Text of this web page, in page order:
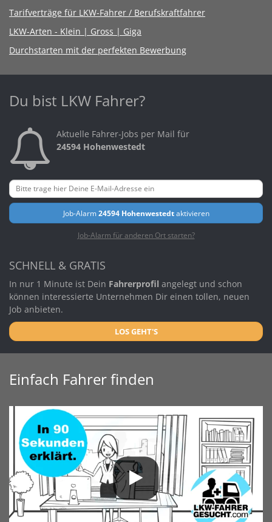
Tarifverträge für LKW-Fahrer / Berufskraftfahrer
LKW-Arten - Klein | Gross | Giga
Durchstarten mit der perfekten Bewerbung
Du bist LKW Fahrer?
Aktuelle Fahrer-Jobs per Mail für
24594 Hohenwestedt
Job-Alarm24594 Hohenwestedtaktivieren
Job-Alarm für anderen Ort starten?
SCHNELL & GRATIS
In nur 1 Minute ist Dein Fahrerprofil angelegt und schon
können interessierte Unternehmen Dir einen tollen, neuen
Job anbieten.
LOS GEHT'S
Einfach Fahrer finden